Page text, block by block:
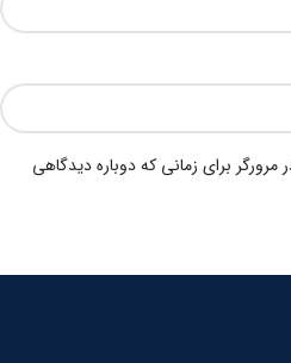
برای زمانی که دوباره دیدگاهی